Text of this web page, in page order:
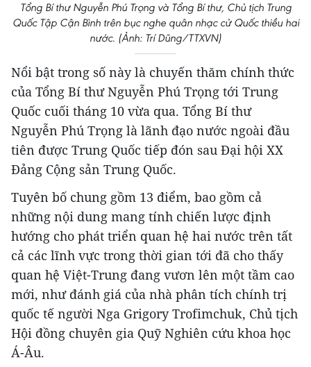
Tổng Bí thư Nguyễn Phú Trọng và Tổng Bí thư, Chủ tịch Trung
Quốc Tập Cận Bình trên bục nghe quân nhạc cử Quốc thiều hai
nước. (Ảnh: Trí Dũng/TTXVN)
Nổi bật trong số này là chuyến thăm chính thức
của Tổng Bí thư Nguyễn Phú Trọng tới Trung
Quốc cuối tháng 10 vừa qua. Tổng Bí thư
Nguyễn Phú Trọng là lãnh đạo nước ngoài đầu
tiên được Trung Quốc tiếp đón sau Đại hội XX
Đảng Cộng sản Trung Quốc.
Tuyên bố chung gồm 13 điểm, bao gồm cả
những nội dung mang tính chiến lược định
hướng cho phát triển quan hệ hai nước trên tất
cả các lĩnh vực trong thời gian tới đã cho thấy
quan hệ Việt-Trung đang vươn lên một tầm cao
mới, như đánh giá của nhà phân tích chính trị
quốc tế người Nga Grigory Trofimchuk, Chủ tịch
Hội đồng chuyên gia Quỹ Nghiên cứu khoa học
Á-Âu.